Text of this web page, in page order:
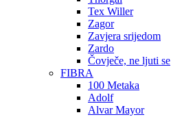
Tex Willer
Zagor
Zavjera srijedom
Zardo
Čovječe, ne ljuti se
FIBRA
100 Metaka
Adolf
Alvar Mayor